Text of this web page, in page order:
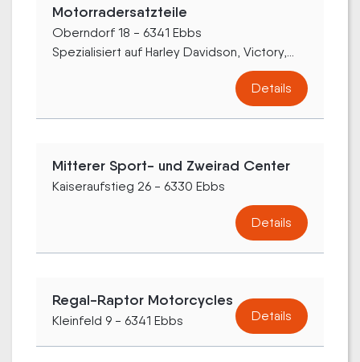
Motorradersatzteile
Oberndorf 18 - 6341 Ebbs
Spezialisiert auf Harley Davidson, Victory,...
Details
Mitterer Sport- und Zweirad Center
Kaiseraufstieg 26 - 6330 Ebbs
Details
Regal-Raptor Motorcycles
Kleinfeld 9 - 6341 Ebbs Details